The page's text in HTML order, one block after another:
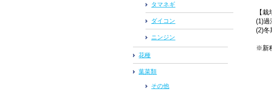
【栽
(1)過
(2)冬
※新
タマネギ
ダイコン
ニンジン
花種
葉菜類
その他